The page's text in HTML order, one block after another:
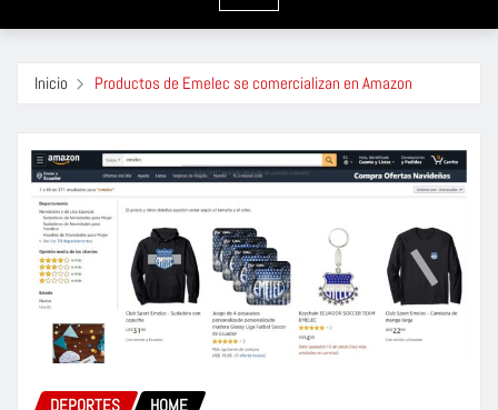
Inicio Productos de Emelec se comercializan en Amazon
DEPORTES HOME